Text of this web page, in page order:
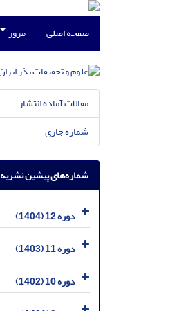
صفحه اصلی مرور
مقالات آماده انتشار
شماره جاری
شماره‌های پیشین نشریه
دوره 12 (1404)
دوره 11 (1403)
دوره 10 (1402)